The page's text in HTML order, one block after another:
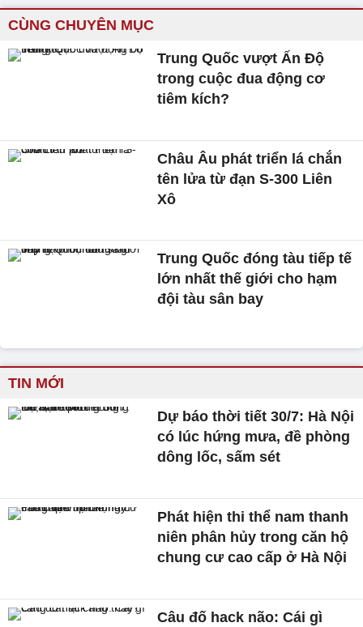
CÙNG CHUYÊN MỤC
Trung Quốc vượt Ấn Độ
trong cuộc đua động cơ
tiêm kích?
Châu Âu phát triển lá chắn
tên lửa từ đạn S-300 Liên
Xô
Trung Quốc đóng tàu tiếp tế
lớn nhất thế giới cho hạm
đội tàu sân bay
TIN MỚI
Dự báo thời tiết 30/7: Hà Nội
có lúc hứng mưa, đề phòng
dông lốc, sấm sét
Phát hiện thi thể nam thanh
niên phân hủy trong căn hộ
chung cư cao cấp ở Hà Nội
Câu đố hack não: Cái gì